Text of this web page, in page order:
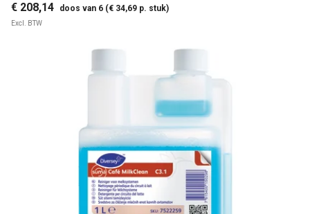
€ 208,14 doos van 6 (€ 34,69 p. stuk)
Excl. BTW